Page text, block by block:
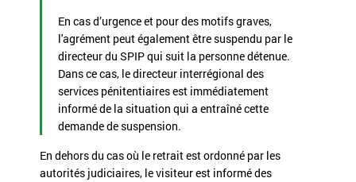
En cas d’urgence et pour des motifs graves,
l'agrément peut également être suspendu par le
directeur du SPIP qui suit la personne détenue.
Dans ce cas, le directeur interrégional des
services pénitentiaires est immédiatement
informé de la situation qui a entraîné cette
demande de suspension.
En dehors du cas où le retrait est ordonné par les
autorités judiciaires, le visiteur est informé des